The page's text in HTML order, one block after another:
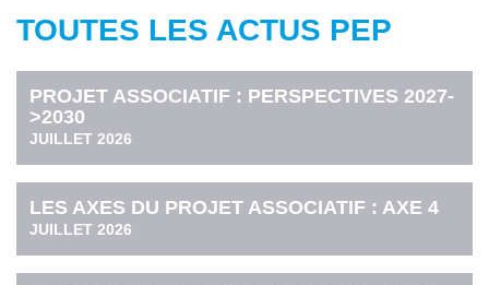
TOUTES LES ACTUS PEP
PROJET ASSOCIATIF : PERSPECTIVES 2027-
>2030
JUILLET 2026
LES AXES DU PROJET ASSOCIATIF : AXE 4
JUILLET 2026